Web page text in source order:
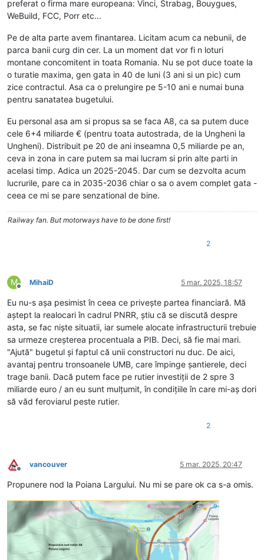
preferat o firma mare europeana: Vinci, Strabag, Bouygues,
WeBuild, FCC, Porr etc...
Pe de alta parte avem finantarea. Licitam acum ca nebunii, de
parca banii curg din cer. La un moment dat vor fi n loturi
montane concomitent in toata Romania. Nu se pot duce toate la
o turatie maxima, gen gata in 40 de luni (3 ani si un pic) cum
zice contractul. Asa ca o prelungire pe 5-10 ani e numai buna
pentru sanatatea bugetului.
Eu personal asa am si propus sa se faca A8, ca sa putem duce
cele 6+4 miliarde € (pentru toata autostrada, de la Ungheni la
Ungheni). Distribuit pe 20 de ani inseamna 0,5 miliarde pe an,
ceva in zona in care putem sa mai lucram si prin alte parti in
acelasi timp. Adica un 2025-2045. Dar cum se dezvolta acum
lucrurile, pare ca in 2035-2036 chiar o sa o avem complet gata -
ceea ce mi se pare senzational de bine.
Railway fan. But motorways have to be done first!
2
M
Deconectat
MihaiD 5 mar. 2025, 18:57
Eu nu-s așa pesimist în ceea ce privește partea financiară. Mă
aștept la realocari în cadrul PNRR, știu că se discută despre
asta, se fac niște situatii, iar sumele alocate infrastructurii trebuie
sa urmeze creșterea procentuala a PIB. Deci, să fie mai mari.
"Ajută" bugetul și faptul că unii constructori nu duc. De aici,
avantaj pentru tronsoanele UMB, care împinge șantierele, deci
trage banii. Dacă putem face pe rutier investiții de 2 spre 3
miliarde euro / an eu sunt mulțumit, în condițiile în care mi-aș dori
să văd feroviarul peste rutier.
2
Deconectat
vancouver 5 mar. 2025, 20:47
Propunere nod la Poiana Largului. Nu mi se pare ok ca s-a omis.